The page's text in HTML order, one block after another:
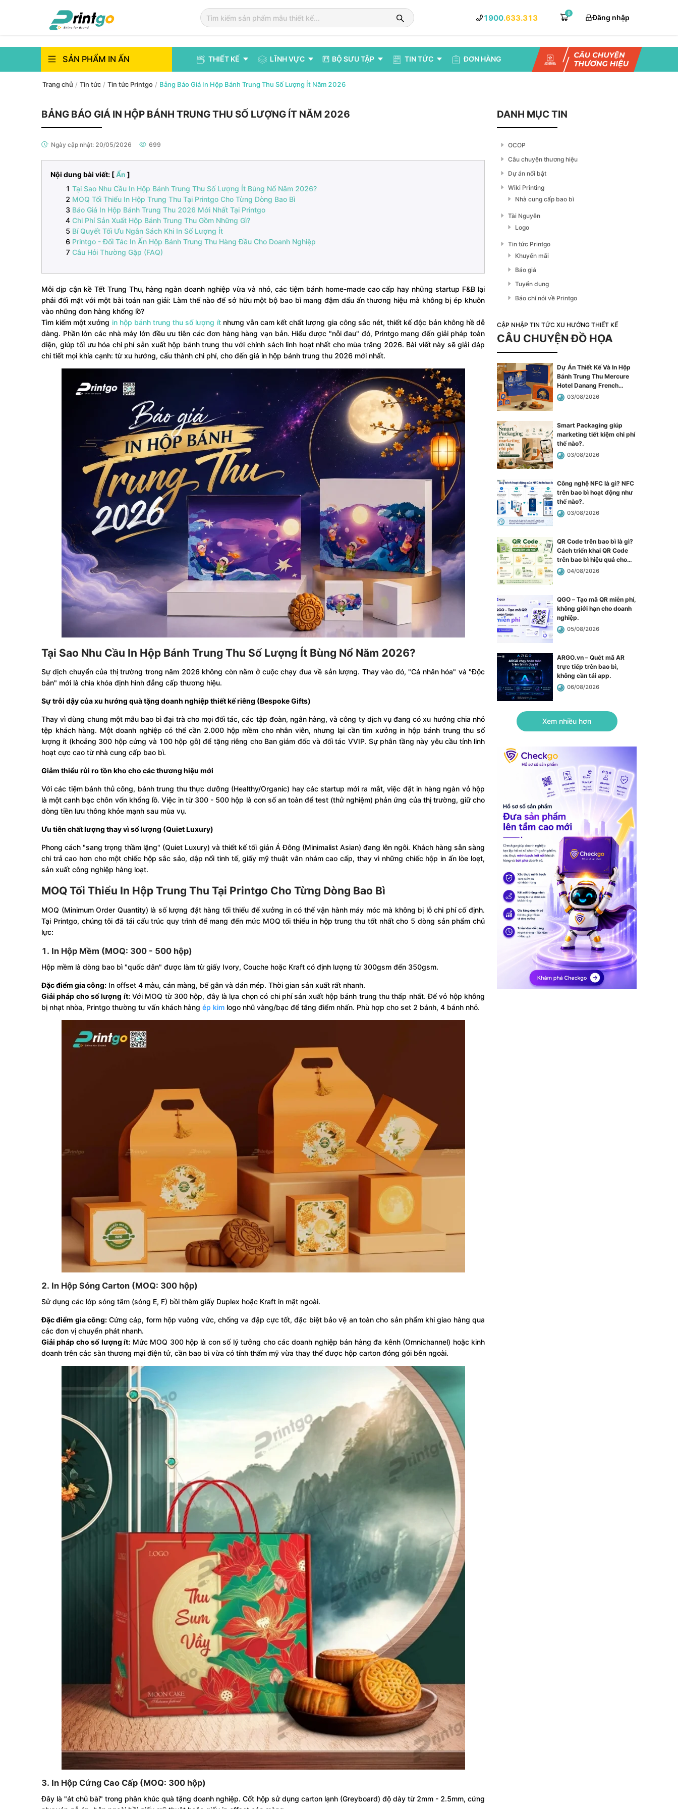
1900.633.313
0
Đăng nhập
SẢN PHẨM IN ẤN THIẾT KẾ LĨNH VỰC BỘ SƯU TẬP TIN TỨC ĐƠN HÀNG
Trang chủ / Tin tức / Tin tức Printgo / Bảng Báo Giá In Hộp Bánh Trung Thu Số Lượng Ít Năm 2026
BẢNG BÁO GIÁ IN HỘP BÁNH TRUNG THU SỐ LƯỢNG ÍT NĂM 2026
Ngày cập nhật: 20/05/2026 699
Nội dung bài viết: [Ẩn ]
Tại Sao Nhu Cầu In Hộp Bánh Trung Thu Số Lượng Ít Bùng Nổ Năm 2026?
MOQ Tối Thiểu In Hộp Trung Thu Tại Printgo Cho Từng Dòng Bao Bì
Báo Giá In Hộp Bánh Trung Thu 2026 Mới Nhất Tại Printgo
Chi Phí Sản Xuất Hộp Bánh Trung Thu Gồm Những Gì?
Bí Quyết Tối Ưu Ngân Sách Khi In Số Lượng Ít
Printgo - Đối Tác In Ấn Hộp Bánh Trung Thu Hàng Đầu Cho Doanh Nghiệp
Câu Hỏi Thường Gặp (FAQ)
Mỗi dịp cận kề Tết Trung Thu, hàng ngàn doanh nghiệp vừa và nhỏ, các tiệm bánh home-made cao cấp hay những startup F&B lại
phải đối mặt với một bài toán nan giải: Làm thế nào để sở hữu một bộ bao bì mang đậm dấu ấn thương hiệu mà không bị ép khuôn
vào những đơn hàng khổng lồ?
Tìm kiếm một xưởng in hộp bánh trung thu số lượng ítnhưng vẫn cam kết chất lượng gia công sắc nét, thiết kế độc bản không hề dễ
dàng. Phần lớn các nhà máy lớn đều ưu tiên các đơn hàng hàng vạn bản. Hiểu được "nỗi đau" đó, Printgo mang đến giải pháp toàn
diện, giúp tối ưu hóa chi phí sản xuất hộp bánh trung thu với chính sách linh hoạt nhất cho mùa trăng 2026. Bài viết này sẽ giải đáp
chi tiết mọi khía cạnh: từ xu hướng, cấu thành chi phí, cho đến giá in hộp bánh trung thu 2026 mới nhất.
Tại Sao Nhu Cầu In Hộp Bánh Trung Thu Số Lượng Ít Bùng Nổ Năm 2026?
Sự dịch chuyển của thị trường trong năm 2026 không còn nằm ở cuộc chạy đua về sản lượng. Thay vào đó, "Cá nhân hóa" và "Độc
bản" mới là chìa khóa định hình đẳng cấp thương hiệu.
Sự trỗi dậy của xu hướng quà tặng doanh nghiệp thiết kế riêng (Bespoke Gifts)
Thay vì dùng chung một mẫu bao bì đại trà cho mọi đối tác, các tập đoàn, ngân hàng, và công ty dịch vụ đang có xu hướng chia nhỏ
tệp khách hàng. Một doanh nghiệp có thể cần 2.000 hộp mềm cho nhân viên, nhưng lại cần tìm xưởng in hộp bánh trung thu số
lượng ít (khoảng 300 hộp cứng và 100 hộp gỗ) để tặng riêng cho Ban giám đốc và đối tác VVIP. Sự phân tầng này yêu cầu tính linh
hoạt cực cao từ nhà cung cấp bao bì.
Giảm thiểu rủi ro tồn kho cho các thương hiệu mới
Với các tiệm bánh thủ công, bánh trung thu thực dưỡng (Healthy/Organic) hay các startup mới ra mắt, việc đặt in hàng ngàn vỏ hộp
là một canh bạc chôn vốn khổng lồ. Việc in từ 300 - 500 hộp là con số an toàn để test (thử nghiệm) phản ứng của thị trường, giữ cho
dòng tiền lưu thông khỏe mạnh sau mùa vụ.
Ưu tiên chất lượng thay vì số lượng (Quiet Luxury)
Phong cách "sang trọng thầm lặng" (Quiet Luxury) và thiết kế tối giản Á Đông (Minimalist Asian) đang lên ngôi. Khách hàng sẵn sàng
chi trả cao hơn cho một chiếc hộp sắc sảo, dập nổi tinh tế, giấy mỹ thuật vân nhám cao cấp, thay vì những chiếc hộp in ấn lòe loẹt,
sản xuất công nghiệp hàng loạt.
MOQ Tối Thiểu In Hộp Trung Thu Tại Printgo Cho Từng Dòng Bao Bì
MOQ (Minimum Order Quantity) là số lượng đặt hàng tối thiểu để xưởng in có thể vận hành máy móc mà không bị lỗ chi phí cố định.
Tại Printgo, chúng tôi đã tái cấu trúc quy trình để mang đến mức MOQ tối thiểu in hộp trung thu tốt nhất cho 5 dòng sản phẩm chủ
lực:
1. In Hộp Mềm (MOQ: 300 - 500 hộp)
Hộp mềm là dòng bao bì "quốc dân" được làm từ giấy Ivory, Couche hoặc Kraft có định lượng từ 300gsm đến 350gsm.
Đặc điểm gia công: In offset 4 màu, cán màng, bế gân và dán mép. Thời gian sản xuất rất nhanh.
Giải pháp cho số lượng ít:Với MOQ từ 300 hộp, đây là lựa chọn có chi phí sản xuất hộp bánh trung thu thấp nhất. Để vỏ hộp không
bị nhạt nhòa, Printgo thường tư vấn khách hàng ép kim logo nhũ vàng/bạc để tăng điểm nhấn. Phù hợp cho set 2 bánh, 4 bánh nhỏ.
2. In Hộp Sóng Carton (MOQ: 300 hộp)
Sử dụng các lớp sóng tăm (sóng E, F) bồi thêm giấy Duplex hoặc Kraft in mặt ngoài.
Đặc điểm gia công:Cứng cáp, form hộp vuông vức, chống va đập cực tốt, đặc biệt bảo vệ an toàn cho sản phẩm khi giao hàng qua
các đơn vị chuyển phát nhanh.
Giải pháp cho số lượng ít: Mức MOQ 300 hộp là con số lý tưởng cho các doanh nghiệp bán hàng đa kênh (Omnichannel) hoặc kinh
doanh trên các sàn thương mại điện tử, cần bao bì vừa có tính thẩm mỹ vừa thay thế được hộp carton đóng gói bên ngoài.
3. In Hộp Cứng Cao Cấp (MOQ: 300 hộp)
Đây là "át chủ bài" trong phân khúc quà tặng doanh nghiệp. Cốt hộp sử dụng carton lạnh (Greyboard) độ dày từ 2mm - 2.5mm, cứng
DANH MỤC TIN
OCOP
Câu chuyện thương hiệu
Dự án nổi bật
Wiki Printing
Nhà cung cấp bao bì
Tài Nguyên
Logo
Tin tức Printgo
Khuyến mãi
Báo giá
Tuyển dụng
Báo chí nói về Printgo
CẬP NHẬP TIN TỨC XU HƯỚNG THIẾT KẾ
CÂU CHUYỆN ĐỒ HỌA
Dự Án Thiết Kế Và In Hộp
Bánh Trung Thu Mercure
Hotel Danang French
Village Bana Hills
03/08/2026
Smart Packaging giúp
marketing tiết kiệm chi phí
thế nào?.
03/08/2026
Công nghệ NFC là gì? NFC
trên bao bì hoạt động như
thế nào?.
03/08/2026
QR Code trên bao bì là gì?
Cách triển khai QR Code
trên bao bì hiệu quả cho
doanh nghiệp.
04/08/2026
QGO – Tạo mã QR miễn phí,
không giới hạn cho doanh
nghiệp.
05/08/2026
ARGO.vn – Quét mã AR
trực tiếp trên bao bì,
không cần tải app.
06/08/2026
Xem nhiều hơn